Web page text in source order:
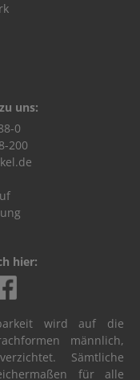
uns:
0
200
hier:
wird auf die
männlich,
Sämtliche
für alle